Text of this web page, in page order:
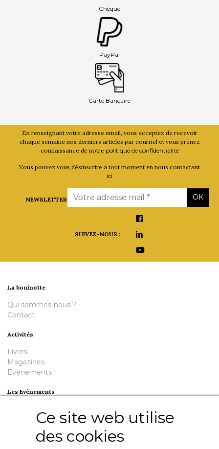
Ce site web utilise
des cookies
Chèque
PayPal
Carte Bancaire
En renseignant votre adresse email, vous acceptez de recevoir
chaque semaine nos derniers articles par courriel et vous prenez
connaissance de notre politique de confidentialité
Vous pouvez vous désinscrire à tout moment en nous contactant
ici
NEWSLETTER
Email OK
SUIVEZ-NOUS :
La bouinotte
Qui sommes-nous ?
Contact
Activités
Livres
Magazines
Evènements
Les Evènements
Nuit de la Bouinotte
Besoin d'aide ?